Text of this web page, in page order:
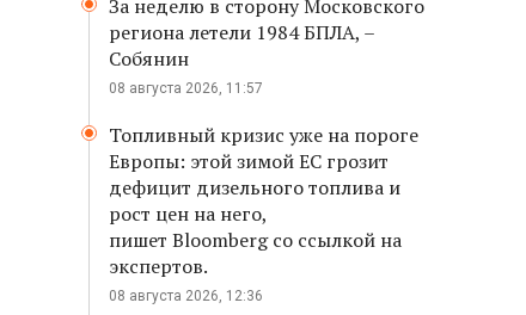
За неделю в сторону Московского
региона летели 1984 БПЛА, –
Собянин
08 августа 2026, 11:57
Топливный кризис уже на пороге
Европы: этой зимой ЕС грозит
дефицит дизельного топлива и
рост цен на него,
пишет Bloomberg со ссылкой на
экспертов.
08 августа 2026, 12:36